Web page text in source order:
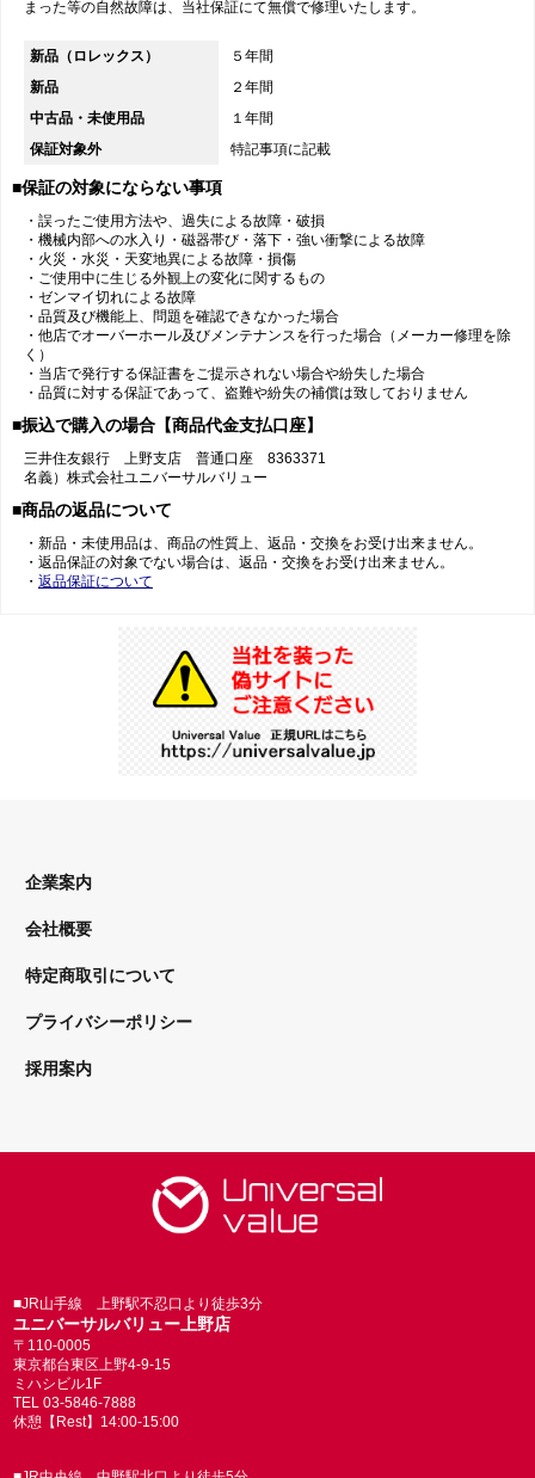
まった等の自然故障は、当社保証にて無償で修理いたします。
新品（ロレックス）
５年間
新品
２年間
中古品・未使用品
１年間
保証対象外
特記事項に記載
■保証の対象にならない事項
・誤ったご使用方法や、過失による故障・破損
・機械内部への水入り・磁器帯び・落下・強い衝撃による故障
・火災・水災・天変地異による故障・損傷
・ご使用中に生じる外観上の変化に関するもの
・ゼンマイ切れによる故障
・品質及び機能上、問題を確認できなかった場合
・他店でオーバーホール及びメンテナンスを行った場合（メーカー修理を除
く）
・当店で発行する保証書をご提示されない場合や紛失した場合
・品質に対する保証であって、盗難や紛失の補償は致しておりません
■振込で購入の場合【商品代金支払口座】
三井住友銀行 上野支店 普通口座 8363371
名義）株式会社ユニバーサルバリュー
■商品の返品について
・新品・未使用品は、商品の性質上、返品・交換をお受け出来ません。
・返品保証の対象でない場合は、返品・交換をお受け出来ません。
・ 返品保証について
企業案内
会社概要
特定商取引について
プライバシーポリシー
採用案内
■JR山手線 上野駅不忍口より徒歩3分
ユニバーサルバリュー上野店
〒110-0005
東京都台東区上野4-9-15
ミハシビル1F
TEL 03-5846-7888
休憩【Rest】14:00-15:00